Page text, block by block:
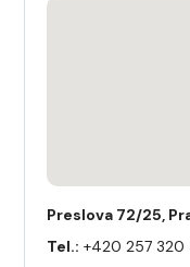
Preslova 72/25,
Tel.: +420 257 320